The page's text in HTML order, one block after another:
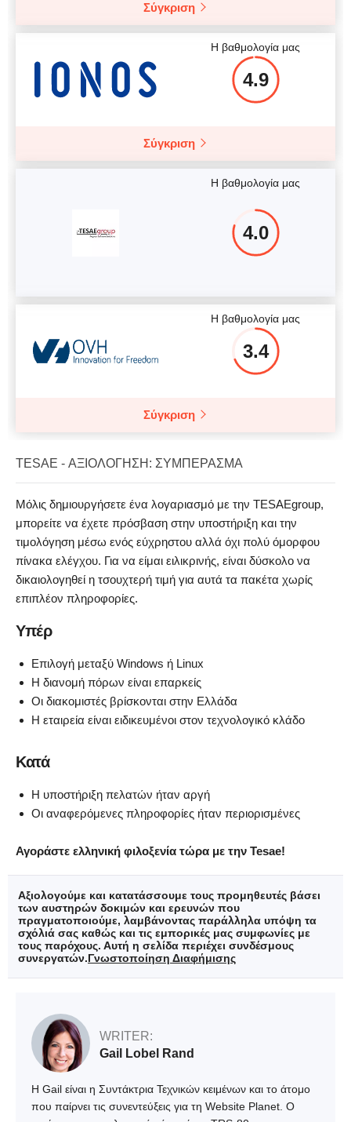
Σύγκριση
Η βαθμολογία μας
4.9
Σύγκριση
Η βαθμολογία μας
4.0
Η βαθμολογία μας
3.4
Σύγκριση
TESAE - ΑΞΙΟΛΌΓΗΣΗ: ΣΥΜΠΈΡΑΣΜΑ
Μόλις δημιουργήσετε ένα λογαριασμό με την TESAEgroup,
μπορείτε να έχετε πρόσβαση στην υποστήριξη και την
τιμολόγηση μέσω ενός εύχρηστου αλλά όχι πολύ όμορφου
πίνακα ελέγχου. Για να είμαι ειλικρινής, είναι δύσκολο να
δικαιολογηθεί η τσουχτερή τιμή για αυτά τα πακέτα χωρίς
επιπλέον πληροφορίες.
Υπέρ
Επιλογή μεταξύ Windows ή Linux
Η διανομή πόρων είναι επαρκείς
Οι διακομιστές βρίσκονται στην Ελλάδα
Η εταιρεία είναι ειδικευμένοι στον τεχνολογικό κλάδο
Κατά
Η υποστήριξη πελατών ήταν αργή
Οι αναφερόμενες πληροφορίες ήταν περιορισμένες
Αγοράστε ελληνική φιλοξενία τώρα με την Tesae!
Αξιολογούμε και κατατάσσουμε τους προμηθευτές βάσει
των αυστηρών δοκιμών και ερευνών που
πραγματοποιούμε, λαμβάνοντας παράλληλα υπόψη τα
σχόλιά σας καθώς και τις εμπορικές μας συμφωνίες με
τους παρόχους. Αυτή η σελίδα περιέχει συνδέσμους
συνεργατών.Γνωστοποίηση Διαφήμισης
WRITER:
Gail Lobel Rand
H Gail είναι η Συντάκτρια Τεχνικών κειμένων και το άτομο
που παίρνει τις συνεντεύξεις για τη Website Planet. Ο